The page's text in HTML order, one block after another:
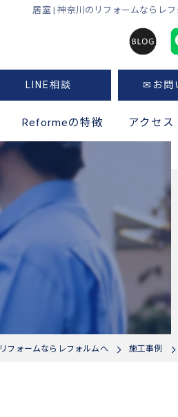
居室 | 神奈川のリフォームならレフ
LINE相談 ✉お問
Reformeの特徴
神奈川のリフォーム
キッチン
アクセス
リフォームならレフォルムへ 施工事例